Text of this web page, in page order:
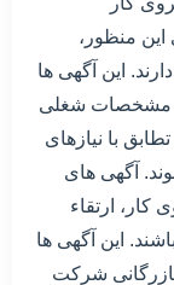
منظور،
این آگهی ها
و مشخصات شغلی
با نیازهای
آگهی های
ارتقاء
این آگهی ها
بازرگانی شرکت